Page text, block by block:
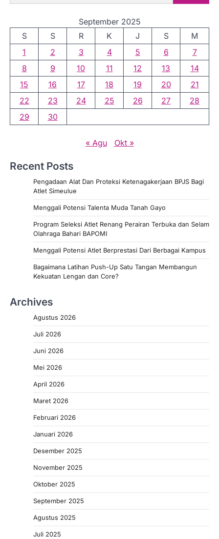
September 2025
S
S R K J S
M
1
2 3 4 5 6
7
8
9 10 11 12 13
14
15
16 17 18 19 20
21
22
23 24 25 26 27
28
29
30
« Agu Okt »
Recent Posts
Pengadaan Alat Dan Proteksi Ketenagakerjaan BPJS Bagi
Atlet Simeulue
Menggali Potensi Talenta Muda Tanah Gayo
Program Seleksi Atlet Renang Perairan Terbuka dan Selam
Olahraga Bahari BAPOMI
Menggali Potensi Atlet Berprestasi Dari Berbagai Kampus
Bagaimana Latihan Push-Up Satu Tangan Membangun
Kekuatan Lengan dan Core?
Archives
Agustus 2026
Juli 2026
Juni 2026
Mei 2026
April 2026
Maret 2026
Februari 2026
Januari 2026
Desember 2025
November 2025
Oktober 2025
September 2025
Agustus 2025
Juli 2025